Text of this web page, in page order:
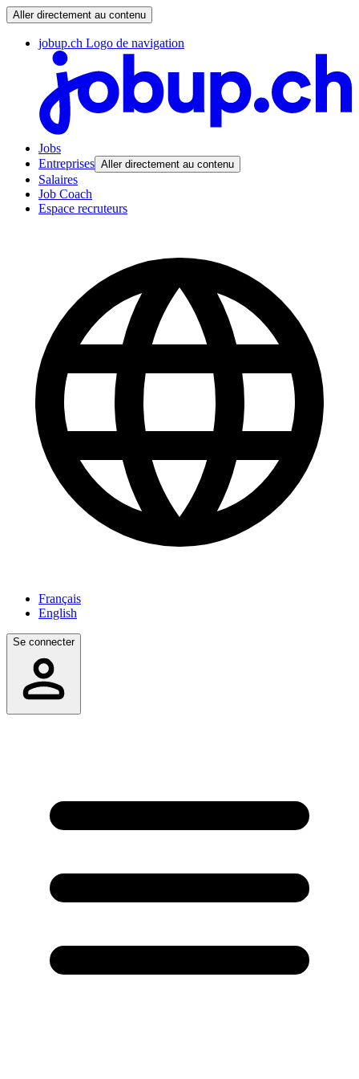
Aller directement au contenu
jobup.ch Logo de navigation
Jobs
Entreprises Aller directement au contenu
Salaires
Job Coach
Espace recruteurs
Français
English
Se connecter